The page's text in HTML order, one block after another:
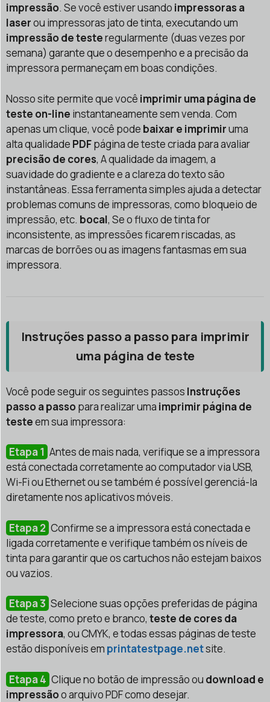
impressão. Se você estiver usando impressoras a
laserou impressoras jato de tinta, executando um
impressão de testeregularmente (duas vezes por
semana) garante que o desempenho e a precisão da
impressora permaneçam em boas condições.
Nosso site permite que você imprimir uma página de
teste on-line instantaneamente sem venda. Com
apenas um clique, você pode baixar e imprimiruma
alta qualidade PDFpágina de teste criada para avaliar
precisão de cores, A qualidade da imagem, a
suavidade do gradiente e a clareza do texto são
instantâneas. Essa ferramenta simples ajuda a detectar
problemas comuns de impressoras, como bloqueio de
impressão, etc. bocal, Se o fluxo de tinta for
inconsistente, as impressões ficarem riscadas, as
marcas de borrões ou as imagens fantasmas em sua
impressora.
Instruções passo a passo para imprimir
uma página de teste
Você pode seguir os seguintes passos Instruções
passo a passo para realizar uma imprimir página de
testeem sua impressora:
Etapa 1 Antes de mais nada, verifique se a impressora
está conectada corretamente ao computador via USB,
Wi-Fi ou Ethernet ou se também é possível gerenciá-la
diretamente nos aplicativos móveis.
Etapa 2 Confirme se a impressora está conectada e
ligada corretamente e verifique também os níveis de
tinta para garantir que os cartuchos não estejam baixos
ou vazios.
Etapa 3 Selecione suas opções preferidas de página
de teste, como preto e branco, teste de cores da
impressora, ou CMYK, e todas essas páginas de teste
estão disponíveis em printatestpage.netsite.
Etapa 4 Clique no botão de impressão ou download e
impressãoo arquivo PDF como desejar.